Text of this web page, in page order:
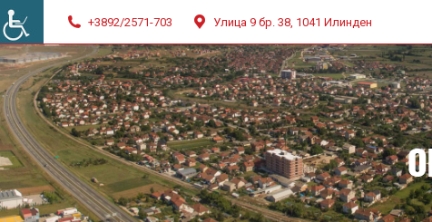
+3892/2571-703 Улица 9 бр. 38, 1041 Илинден